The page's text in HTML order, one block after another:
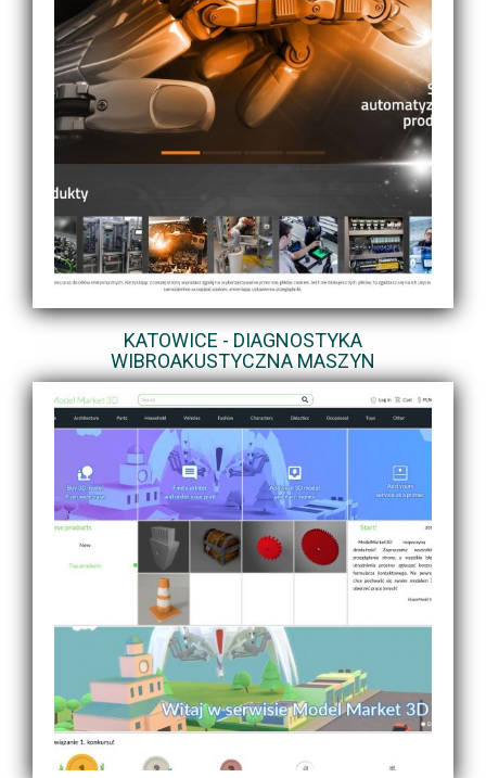
KATOWICE - DIAGNOSTYKA
WIBROAKUSTYCZNA MASZYN